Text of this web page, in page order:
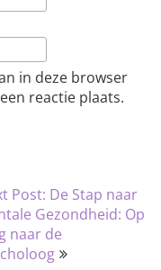
in deze browser
reactie plaats.
Post: De Stap naar
Gezondheid: Op
naar de